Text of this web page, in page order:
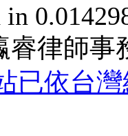
in
睿律師事
已依台